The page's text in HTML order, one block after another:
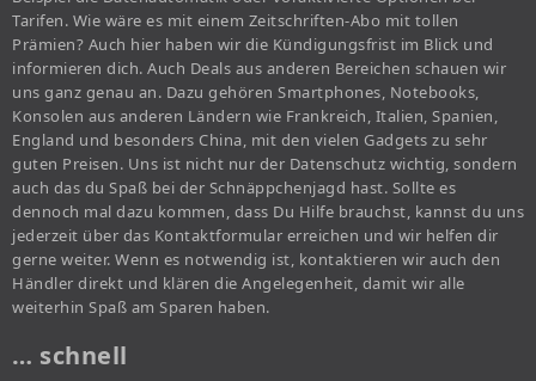
Tarifen. Wie wäre es mit einem Zeitschriften-Abo mit tollen
Prämien? Auch hier haben wir die Kündigungsfrist im Blick und
informieren dich. Auch Deals aus anderen Bereichen schauen wir
uns ganz genau an. Dazu gehören Smartphones, Notebooks,
Konsolen aus anderen Ländern wie Frankreich, Italien, Spanien,
England und besonders China, mit den vielen Gadgets zu sehr
guten Preisen. Uns ist nicht nur der Datenschutz wichtig, sondern
auch das du Spaß bei der Schnäppchenjagd hast. Sollte es
dennoch mal dazu kommen, dass Du Hilfe brauchst, kannst du uns
jederzeit über das Kontaktformular erreichen und wir helfen dir
gerne weiter. Wenn es notwendig ist, kontaktieren wir auch den
Händler direkt und klären die Angelegenheit, damit wir alle
weiterhin Spaß am Sparen haben.
… schnell